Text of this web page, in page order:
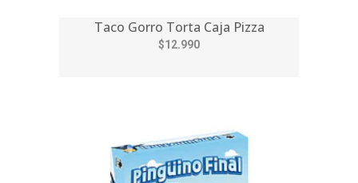
Taco Gorro Torta Caja Pizza
$12.990